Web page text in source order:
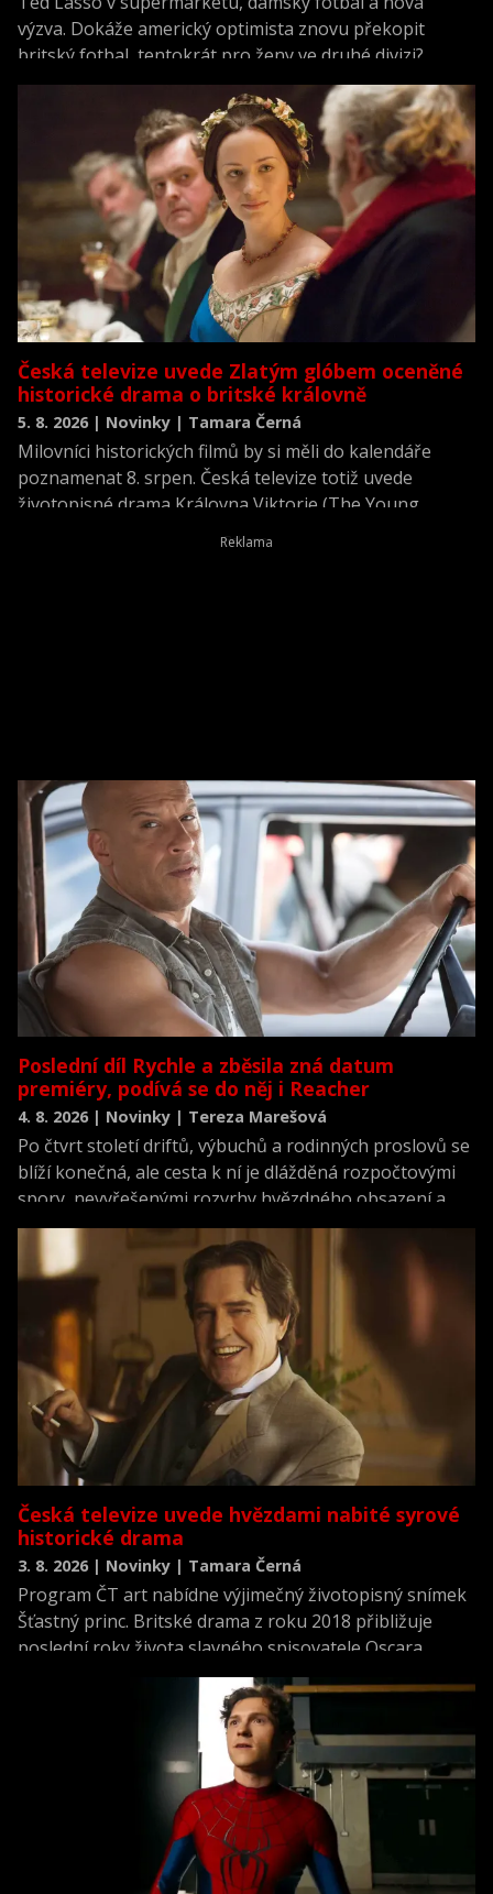
výzva. Dokáže americký optimista znovu překopit
britský fotbal, tentokrát pro ženy ve druhé divizi?
Česká televize uvede Zlatým glóbem oceněné
historické drama o britské královně
5. 8. 2026 | Novinky | Tamara Černá
Milovníci historických filmů by si měli do kalendáře
poznamenat 8. srpen. Česká televize totiž uvede
životopisné drama Královna Viktorie (The Young
Poslední díl Rychle a zběsila zná datum
premiéry, podívá se do něj i Reacher
4. 8. 2026 | Novinky | Tereza Marešová
Po čtvrt století driftů, výbuchů a rodinných proslovů se
blíží konečná, ale cesta k ní je dlážděná rozpočtovými
spory, nevyřešenými rozvrhy hvězdného obsazení a
scénářem, který prý dojímá i ostříleného akčního
hrdinu k slzám.
Česká televize uvede hvězdami nabité syrové
historické drama
3. 8. 2026 | Novinky | Tamara Černá
Program ČT art nabídne výjimečný životopisný snímek
Šťastný princ. Britské drama z roku 2018 přibližuje
poslední roky života slavného spisovatele Oscara
Wildea a nabízí jeho neidealizovaný portrét v období,
kdy po věznění čelil chudobě, nemoci i společenskému
odmítnutí. Film napsal, režíroval a zároveň si v něm
zahrál hlavní roli Rupert Everett.